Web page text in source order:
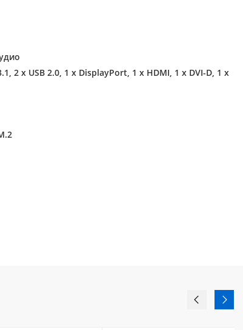
2 х USB 2.0, 1 х DisplayPort, 1 x HDMI, 1 x DVI-D, 1 x